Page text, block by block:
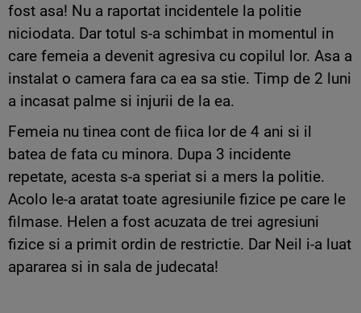
fost asa! Nu a raportat incidentele la politie
niciodata. Dar totul s-a schimbat in momentul in
care femeia a devenit agresiva cu copilul lor. Asa a
instalat o camera fara ca ea sa stie. Timp de 2 luni
a incasat palme si injurii de la ea.
Femeia nu tinea cont de fiica lor de 4 ani si il
batea de fata cu minora. Dupa 3 incidente
repetate, acesta s-a speriat si a mers la politie.
Acolo le-a aratat toate agresiunile fizice pe care le
filmase. Helen a fost acuzata de trei agresiuni
fizice si a primit ordin de restrictie. Dar Neil i-a luat
apararea si in sala de judecata!